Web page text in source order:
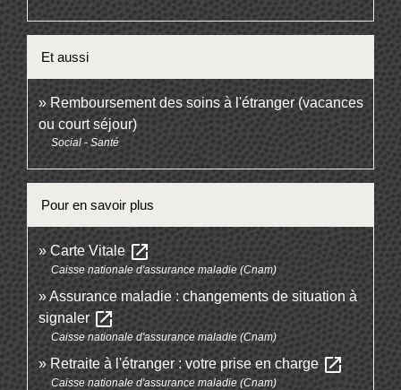
Et aussi
Remboursement des soins à l'étranger (vacances
ou court séjour)
Social - Santé
Pour en savoir plus
Carte Vitaleopen_in_new
Caisse nationale d'assurance maladie (Cnam)
Assurance maladie : changements de situation à
signaler open_in_new
Caisse nationale d'assurance maladie (Cnam)
Retraite à l'étranger : votre prise en chargeopen_in_new
Caisse nationale d'assurance maladie (Cnam)